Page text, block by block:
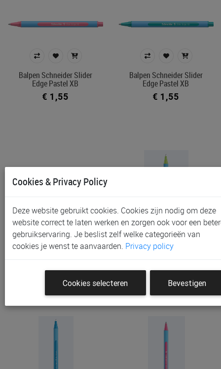
Balpen Schneider Slider
Edge Pastel XB
€ 1,55
Balpen Schneider Slider
Edge Pastel XB
€ 1,55
Balpen Schneider Slider
Edge Pastel XB
Balpen Schneider Slider
Edge XB
Cookies & Privacy Policy
Deze website gebruikt cookies. Cookies zijn nodig om deze
website correct te laten werken en zorgen ook voor een
gebruikservaring. Je beslist zelf welke categorieën van
cookies je wenst te aanvaarden. Privacy policy
Cookies selecteren Bevestigen